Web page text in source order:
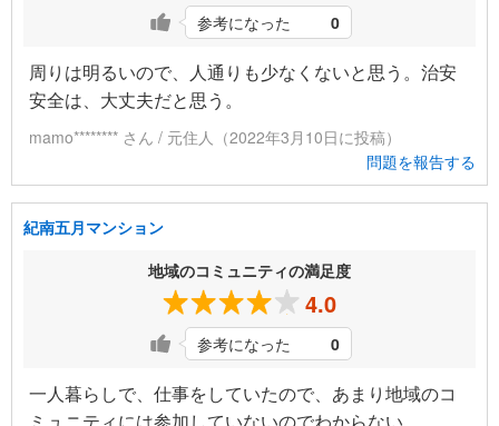
参考になった 0
周りは明るいので、人通りも少なくないと思う。治安
安全は、大丈夫だと思う。
mamo******** さん / 元住人（2022年3月10日に投稿）
問題を報告する
紀南五月マンション
地域のコミュニティの満足度
4.0
参考になった 0
一人暮らしで、仕事をしていたので、あまり地域のコ